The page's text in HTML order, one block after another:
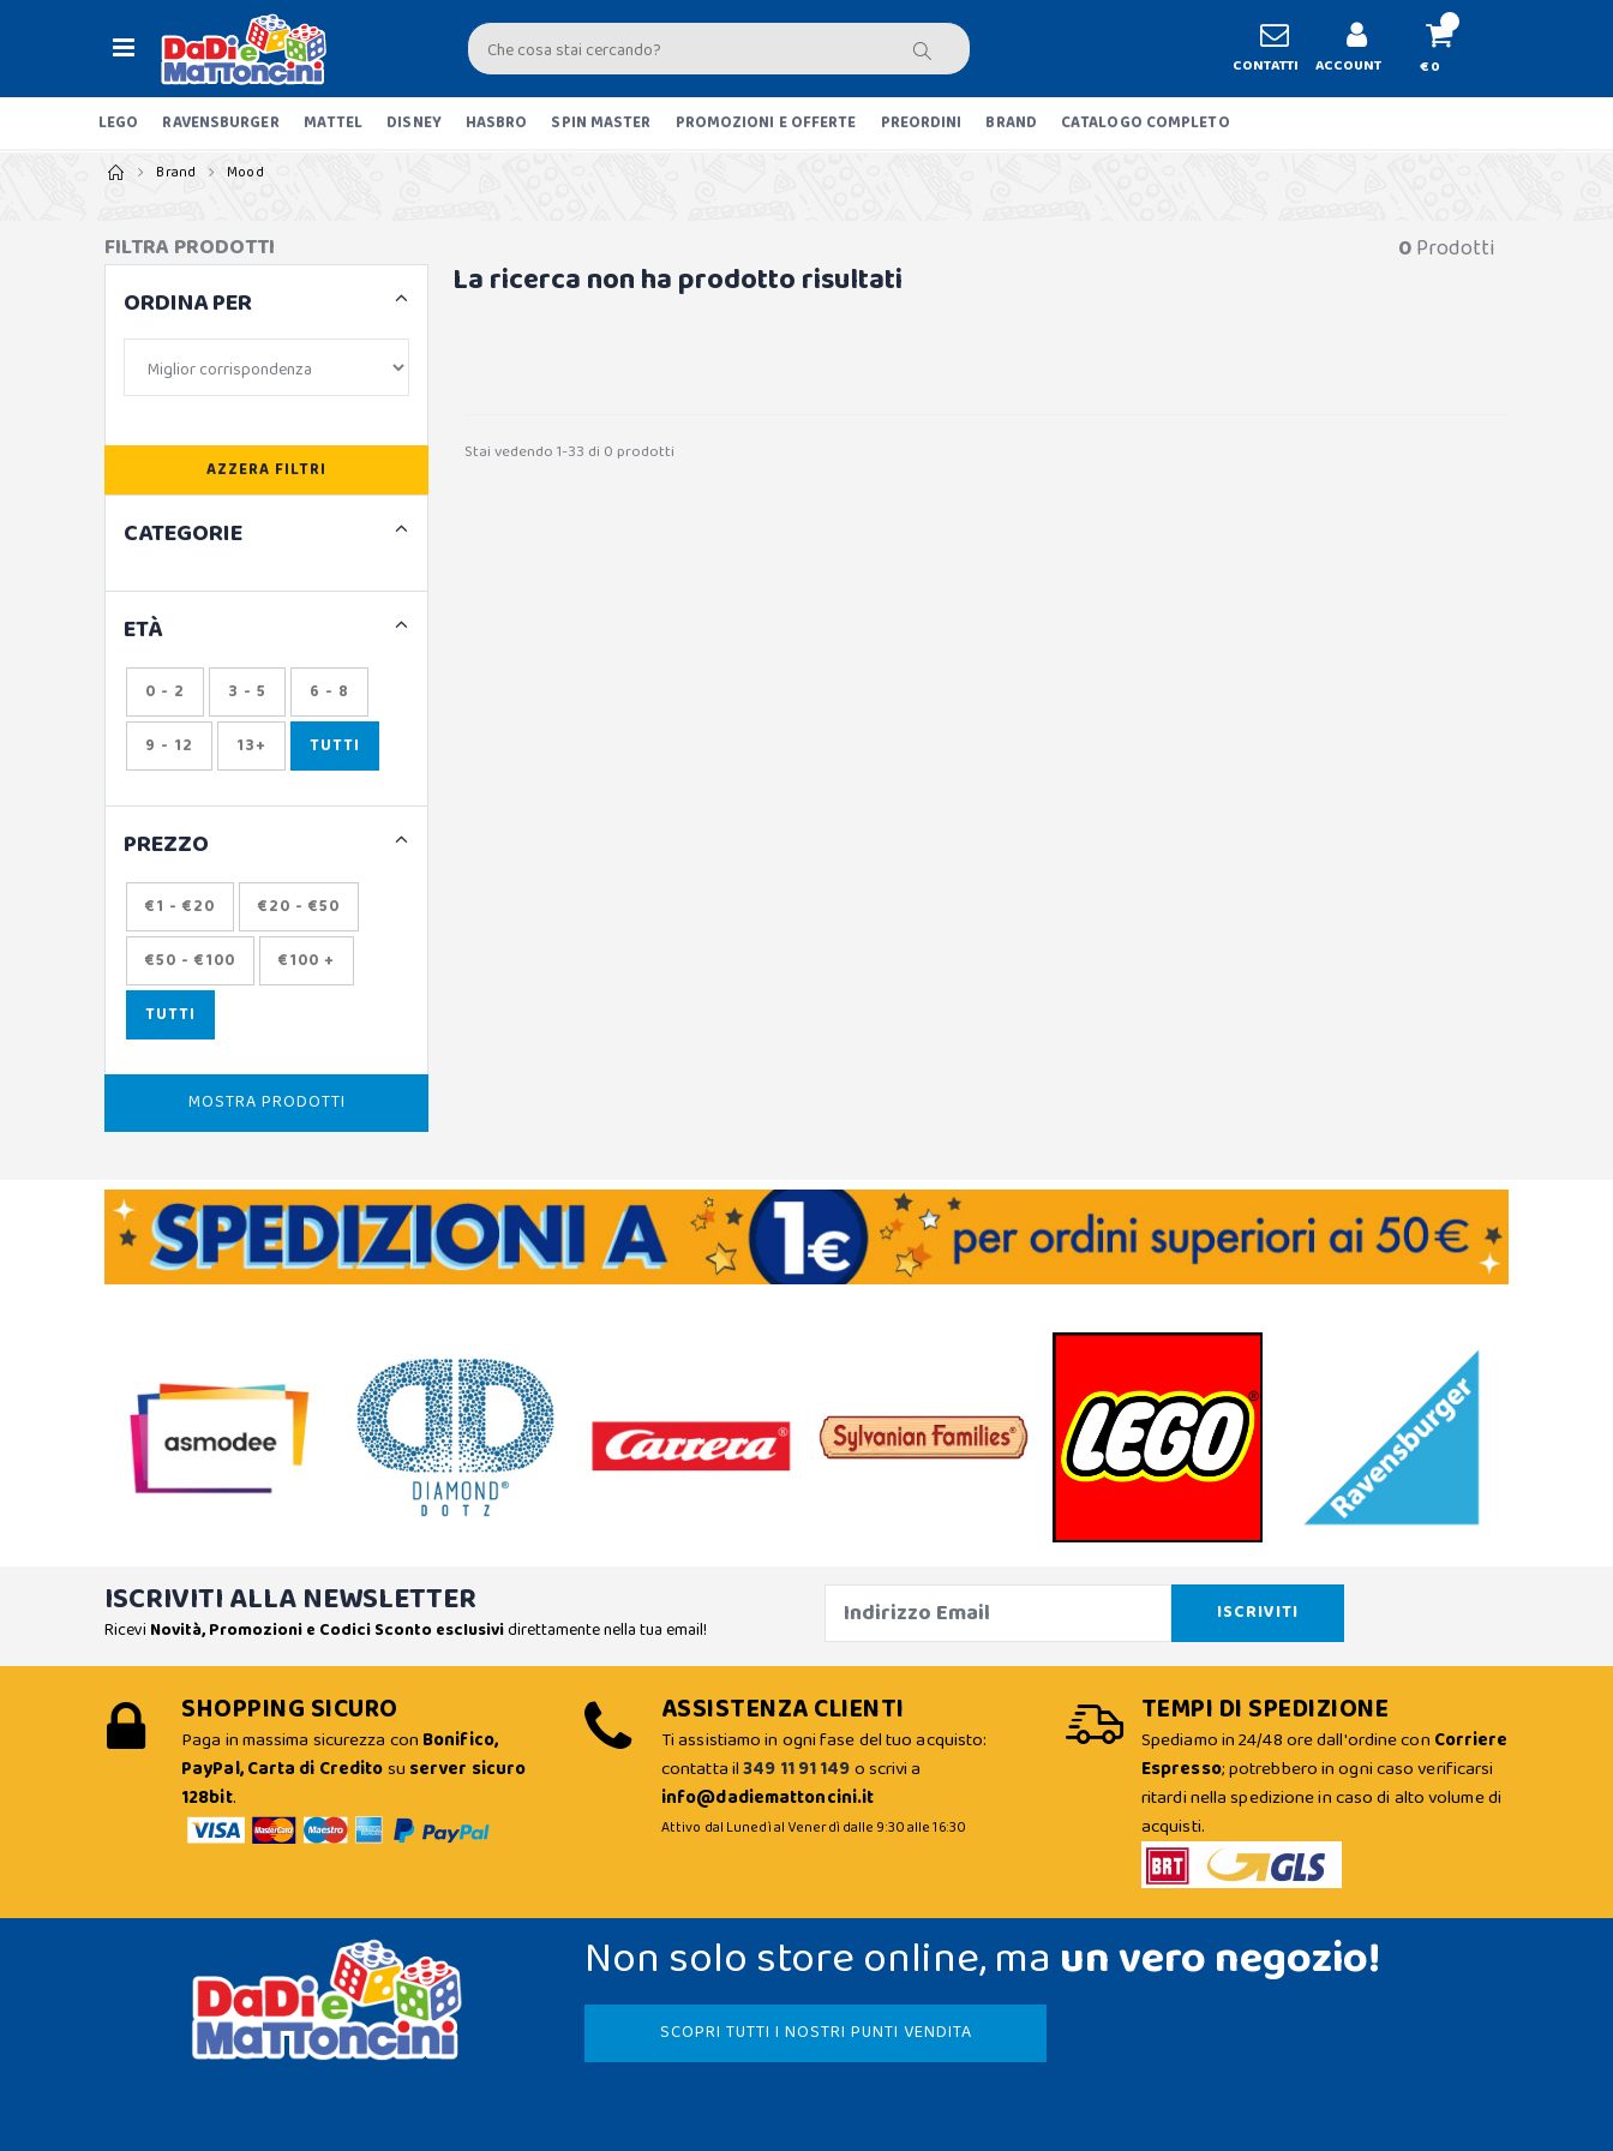
CONTATTI ACCOUNT € 0
LEGO RAVENSBURGER MATTEL DISNEY HASBRO SPIN MASTER PROMOZIONI E OFFERTE PREORDINI BRAND CATALOGO COMPLETO
Brand Mood
0Prodotti
La ricerca non ha prodotto risultati
Stai vedendo 1-33 di 0 prodotti
FILTRA PRODOTTI
ORDINA PER
AZZERA FILTRI
CATEGORIE
ETÀ
0 - 2 3 - 5 6 - 8
9 - 12 13+ TUTTI
PREZZO
€1 - €20 €20 - €50
€50 - €100 €100 +
TUTTI
MOSTRA PRODOTTI
ISCRIVITI ALLA NEWSLETTER
Ricevi Novità, Promozioni e Codici Sconto esclusividirettamente nella tua email!
SHOPPING SICURO
Paga in massima sicurezza con Bonifico,
PayPal, Carta di Creditosu server sicuro
128bit.
ASSISTENZA CLIENTI
Ti assistiamo in ogni fase del tuo acquisto:
contatta il349 11 91 149o scrivi a
info@dadiemattoncini.it
Attivo dal Lunedì al Venerdì dalle 9:30 alle 16:30
TEMPI DI SPEDIZIONE
Spediamo in 24/48 ore dall'ordine con Corriere
Espresso; potrebbero in ogni caso verificarsi
ritardi nella spedizione in caso di alto volume di
acquisti.
Non solo store online, ma un vero negozio!
SCOPRI TUTTI I NOSTRI PUNTI VENDITA